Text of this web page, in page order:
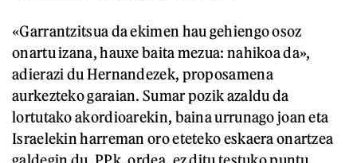
«Garrantzitsua da ekimen hau gehiengo osoz
onartu izana, hauxe baita mezua: nahikoa da»,
adierazi du Hernandezek, proposamena
aurkezteko garaian. Sumar pozik azaldu da
lortutako akordioarekin, baina urrunago joan eta
Israelekin harreman oro eteteko eskaera onartzea
galdegin du. PPk, ordea, ez ditu testuko puntu